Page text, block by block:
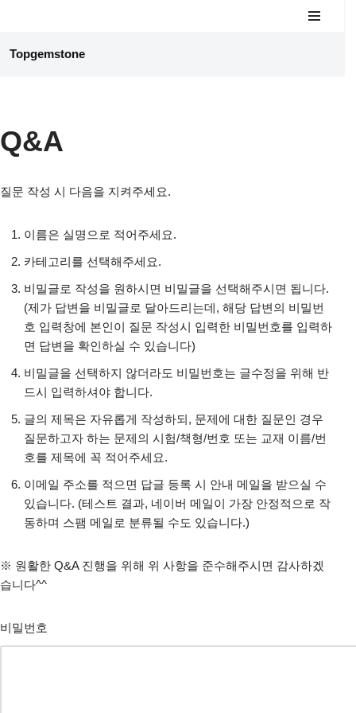
너
뛰
Topgemstone
Q&A
질문 작성 시 다음을 지켜주세요.
이름은 실명으로 적어주세요.
카테고리를 선택해주세요.
비밀글로 작성을 원하시면 비밀글을 선택해주시면 됩니다.
(제가 답변을 비밀글로 달아드리는데, 해당 답변의 비밀번
호 입력창에 본인이 질문 작성시 입력한 비밀번호를 입력하
면 답변을 확인하실 수 있습니다)
비밀글을 선택하지 않더라도 비밀번호는 글수정을 위해 반
드시 입력하셔야 합니다.
글의 제목은 자유롭게 작성하되, 문제에 대한 질문인 경우
질문하고자 하는 문제의 시험/책형/번호 또는 교재 이름/번
호를 제목에 꼭 적어주세요.
이메일 주소를 적으면 답글 등록 시 안내 메일을 받으실 수
있습니다. (테스트 결과, 네이버 메일이 가장 안정적으로 작
동하며 스팸 메일로 분류될 수도 있습니다.)
※ 원활한 Q&A 진행을 위해 위 사항을 준수해주시면 감사하겠
습니다^^
비밀번호